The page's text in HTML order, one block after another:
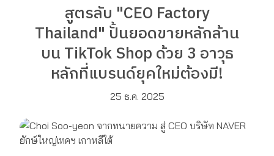
สูตรลับ "CEO Factory
Thailand" ปั้นยอดขายหลักล้าน
บน TikTok Shop ด้วย 3 อาวุธ
หลักที่แบรนด์ยุคใหม่ต้องมี!
25 ธ.ค. 2025